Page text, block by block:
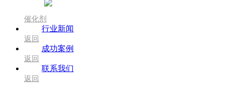
催化剂
行业新闻
返回
成功案例
返回
联系我们
返回